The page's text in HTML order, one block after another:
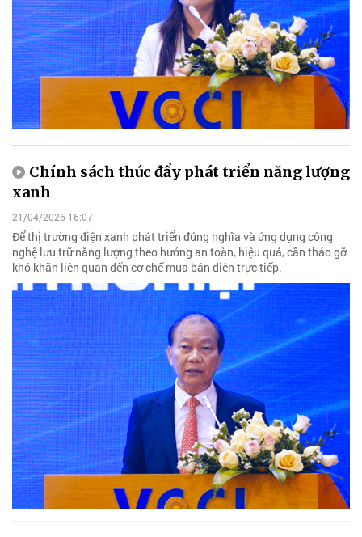
Chính sách thúc đẩy phát triển năng lượng
xanh
21/04/2026 16:07
Để thị trường điện xanh phát triển đúng nghĩa và ứng dụng công
nghệ lưu trữ năng lượng theo hướng an toàn, hiệu quả, cần tháo gỡ
khó khăn liên quan đến cơ chế mua bán điện trực tiếp.